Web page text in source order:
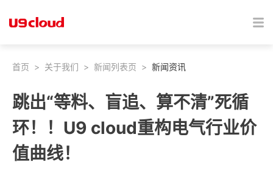
首页 > 关于我们 > 新闻列表页 > 新闻资讯
跳出“等料、盲追、算不清”死循
环！！U9 cloud重构电气行业价
值曲线！